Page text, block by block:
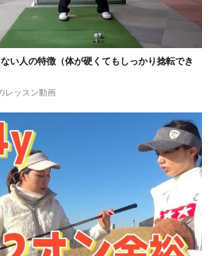
い人の特徴（体が硬くてもしっかり捻転でき
レッスン動画